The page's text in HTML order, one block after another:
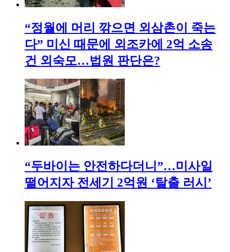
“정월에 머리 깎으면 외삼촌이 죽는
다” 미신 때문에 외조카에 2억 소송
건 외숙모…법원 판단은?
“두바이는 안전하다더니”…미사일
떨어지자 전세기 2억원 ‘탈출 러시’